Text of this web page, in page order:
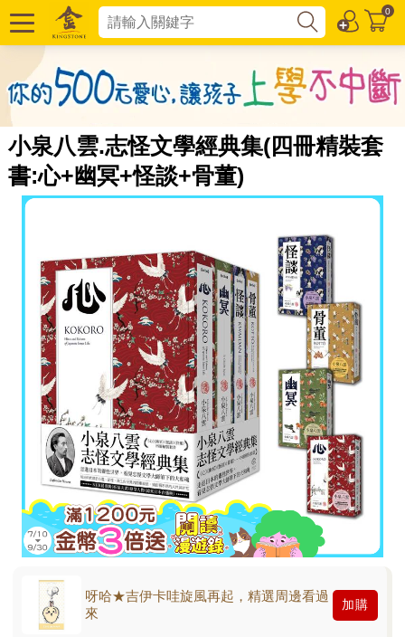
0
小泉八雲.志怪文學經典集(四冊精裝套
書:心+幽冥+怪談+骨董)
呀哈★吉伊卡哇旋風再起，精選周邊看過
來
加購